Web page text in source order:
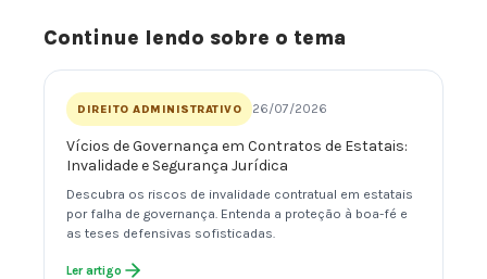
Continue lendo sobre o tema
DIREITO ADMINISTRATIVO 26/07/2026
Vícios de Governança em Contratos de Estatais:
Invalidade e Segurança Jurídica
Descubra os riscos de invalidade contratual em estatais
por falha de governança. Entenda a proteção à boa-fé e
as teses defensivas sofisticadas.
Ler artigo